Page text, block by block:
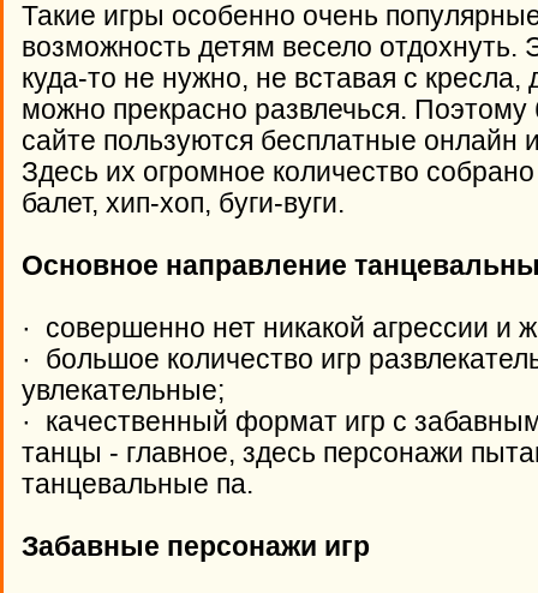
Такие игры особенно очень
возможность детям весело отдохнуть.
куда-то не нужно, не вставая с
можно прекрасно развлечься.
сайте пользуются бесплатные онлайн
Здесь их огромное количество
балет, хип-хоп, буги-вуги.
Основное направление
· совершенно нет никакой агрессии и
· большое количество игр
увлекательные;
· качественный формат игр с
танцы - главное, здесь персонажи
танцевальные па.
Забавные персонажи игр